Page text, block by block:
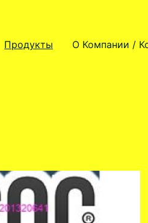
Продукты О Компании /